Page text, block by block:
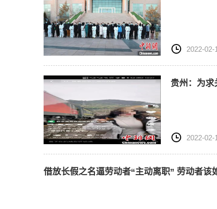
2022-02-
贵州：为
2022-02-
借放长假之名逼劳动者“主动离职” 劳动者该